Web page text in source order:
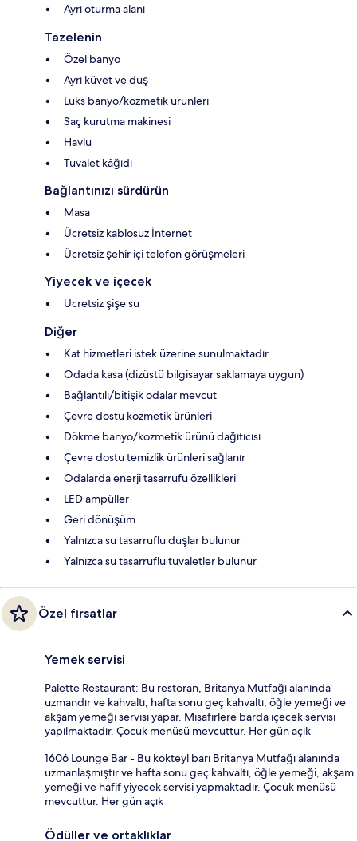
Ayrı oturma alanı
Tazelenin
Özel banyo
Ayrı küvet ve duş
Lüks banyo/kozmetik ürünleri
Saç kurutma makinesi
Havlu
Tuvalet kâğıdı
Bağlantınızı sürdürün
Masa
Ücretsiz kablosuz İnternet
Ücretsiz şehir içi telefon görüşmeleri
Yiyecek ve içecek
Ücretsiz şişe su
Diğer
Kat hizmetleri istek üzerine sunulmaktadır
Odada kasa (dizüstü bilgisayar saklamaya uygun)
Bağlantılı/bitişik odalar mevcut
Çevre dostu kozmetik ürünleri
Dökme banyo/kozmetik ürünü dağıtıcısı
Çevre dostu temizlik ürünleri sağlanır
Odalarda enerji tasarrufu özellikleri
LED ampüller
Geri dönüşüm
Yalnızca su tasarruflu duşlar bulunur
Yalnızca su tasarruflu tuvaletler bulunur
Özel fırsatlar
Yemek servisi
Palette Restaurant: Bu restoran, Britanya Mutfağı alanında
uzmandır ve kahvaltı, hafta sonu geç kahvaltı, öğle yemeği ve
akşam yemeği servisi yapar. Misafirlere barda içecek servisi
yapılmaktadır. Çocuk menüsü mevcuttur. Her gün açık
1606 Lounge Bar - Bu kokteyl barı Britanya Mutfağı alanında
uzmanlaşmıştır ve hafta sonu geç kahvaltı, öğle yemeği, akşam
yemeği ve hafif yiyecek servisi yapmaktadır. Çocuk menüsü
mevcuttur. Her gün açık
Ödüller ve ortaklıklar